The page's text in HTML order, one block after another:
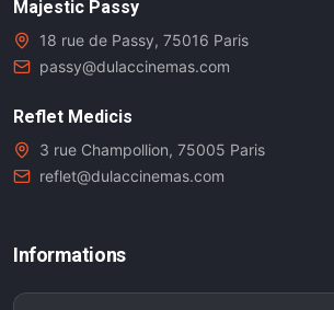
Majestic Passy
18 rue de Passy, 75016 Paris
passy@dulaccinemas.com
Reflet Medicis
3 rue Champollion, 75005 Paris
reflet@dulaccinemas.com
Informations